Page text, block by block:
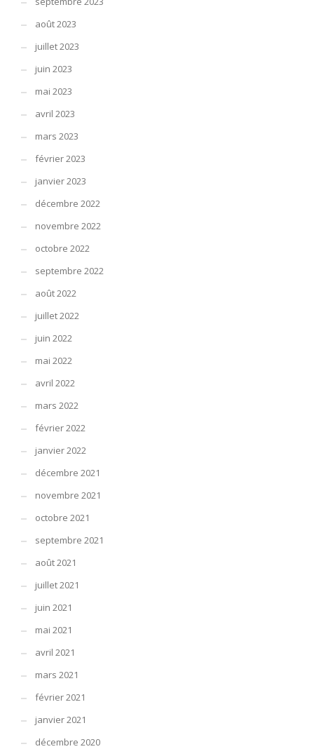
août 2023
juillet 2023
juin 2023
mai 2023
avril 2023
mars 2023
février 2023
janvier 2023
décembre 2022
novembre 2022
octobre 2022
septembre 2022
août 2022
juillet 2022
juin 2022
mai 2022
avril 2022
mars 2022
février 2022
janvier 2022
décembre 2021
novembre 2021
octobre 2021
septembre 2021
août 2021
juillet 2021
juin 2021
mai 2021
avril 2021
mars 2021
février 2021
janvier 2021
décembre 2020